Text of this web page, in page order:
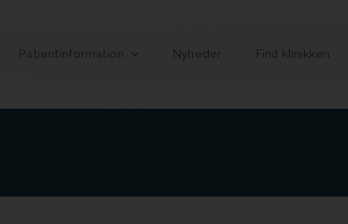
Patientinformation Nyheder Find klinikken